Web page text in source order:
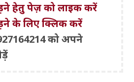
हेतु पेज़ को लाइक करें
जुड़ने के लिए क्लिक करें
को अपने